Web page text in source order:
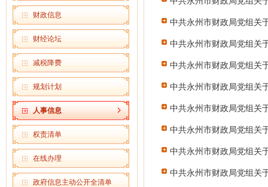
财政信息
财经论坛
减税降费
规划计划
人事信息
权责清单
在线办理
政府信息主动公开全清单
中共永州市财政局党组关
中共永州市财政局党组关
中共永州市财政局党组关
中共永州市财政局党组关
中共永州市财政局党组关
中共永州市财政局党组关
中共永州市财政局党组关
中共永州市财政局党组关